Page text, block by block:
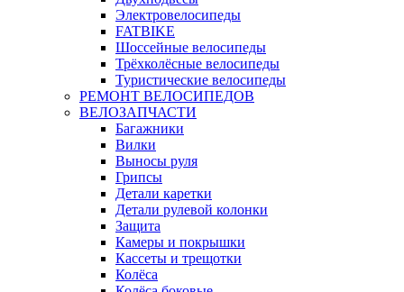
Электровелосипеды
FATBIKE
Шоссейные велосипеды
Трёхколёсные велосипеды
Туристические велосипеды
РЕМОНТ ВЕЛОСИПЕДОВ
ВЕЛОЗАПЧАСТИ
Багажники
Вилки
Выносы руля
Грипсы
Детали каретки
Детали рулевой колонки
Защита
Камеры и покрышки
Кассеты и трещотки
Колёса